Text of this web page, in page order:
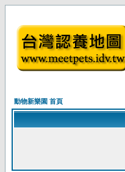
動物新樂園 首頁